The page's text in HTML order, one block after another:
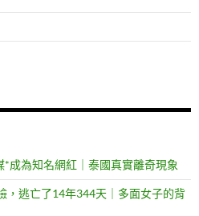
成為知名網紅｜泰國真實離奇現象
，逃亡了14年344天｜多面女子的背